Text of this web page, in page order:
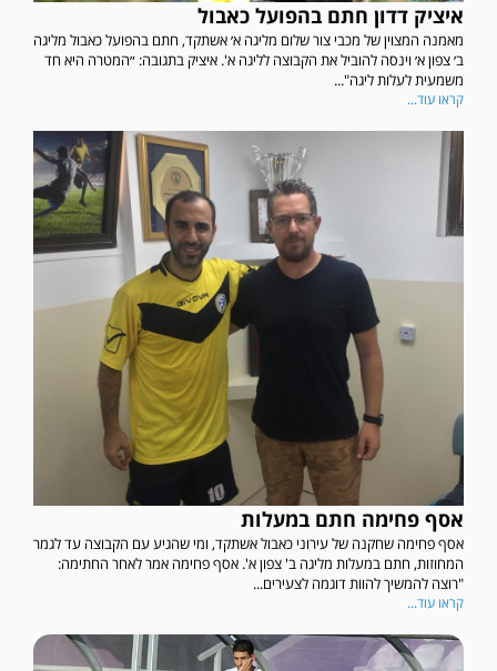
איציק דדון חתם בהפועל כאבול
מאמנה המצוין של מכבי צור שלום מליגה א׳ אשתקד, חתם בהפועל כאבול מליגה
ב׳ צפון א׳ וינסה להוביל את הקבוצה לליגה א'. איציק בתגובה: ״המטרה היא חד
משמעית לעלות ליגה"...
קראו עוד...
אסף פחימה חתם במעלות
אסף פחימה שחקנה של עירוני כאבול אשתקד, ומי שהגיע עם הקבוצה עד לגמר
המחוזות, חתם במעלות מליגה ב' צפון א'. אסף פחימה אמר לאחר החתימה:
"רוצה להמשיך להוות דוגמה לצעירים...
קראו עוד...